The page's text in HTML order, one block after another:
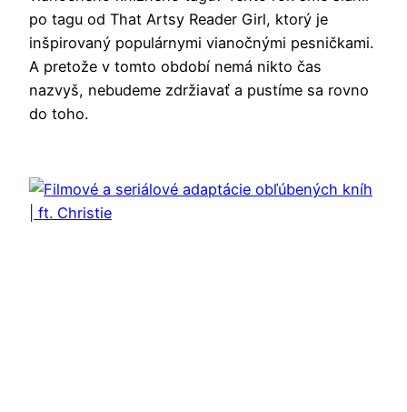
po tagu od That Artsy Reader Girl, ktorý je
inšpirovaný populárnymi vianočnými pesničkami.
A pretože v tomto období nemá nikto čas
nazvyš, nebudeme zdržiavať a pustíme sa rovno
do toho.